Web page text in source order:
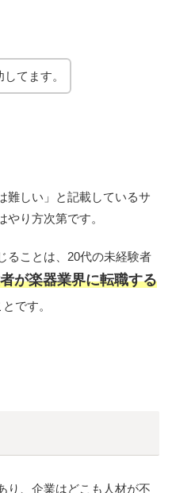
てます。
難しい」と記載しているサ
り方次第です。
ることは、20代の未経験者
が楽器業界に転職する
です。
り、企業はどこも人材が不